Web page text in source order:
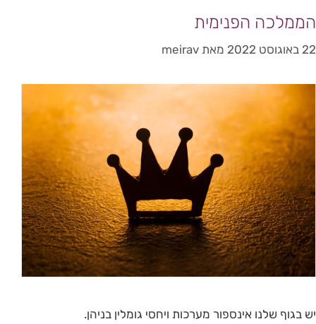
הממלכה הפנימית
22 באוגוסט 2022 מאת meirav
יש בגוף שלנו אינספור מערכות ויחסי גומלין בניהן.